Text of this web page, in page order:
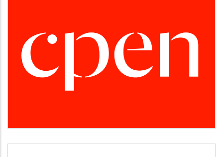
CPEN
Desarrollo empresarial